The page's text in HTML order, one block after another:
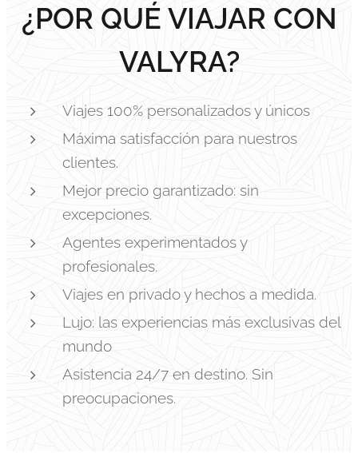
¿POR QUÉ VIAJAR CON
VALYRA?
Viajes 100% personalizados y únicos
Máxima satisfacción para nuestros
clientes.
Mejor precio garantizado: sin
excepciones.
Agentes experimentados y
profesionales.
Viajes en privado y hechos a medida.
Lujo: las experiencias más exclusivas del
mundo
Asistencia 24/7 en destino. Sin
preocupaciones.